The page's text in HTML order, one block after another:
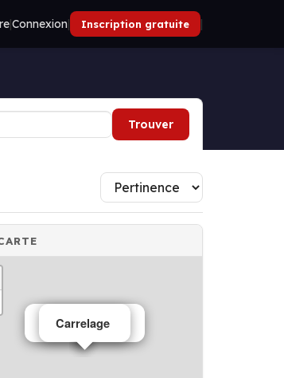
|Connexion| Inscription gratuite |
Trouver
Pose carrelage
Carrelage